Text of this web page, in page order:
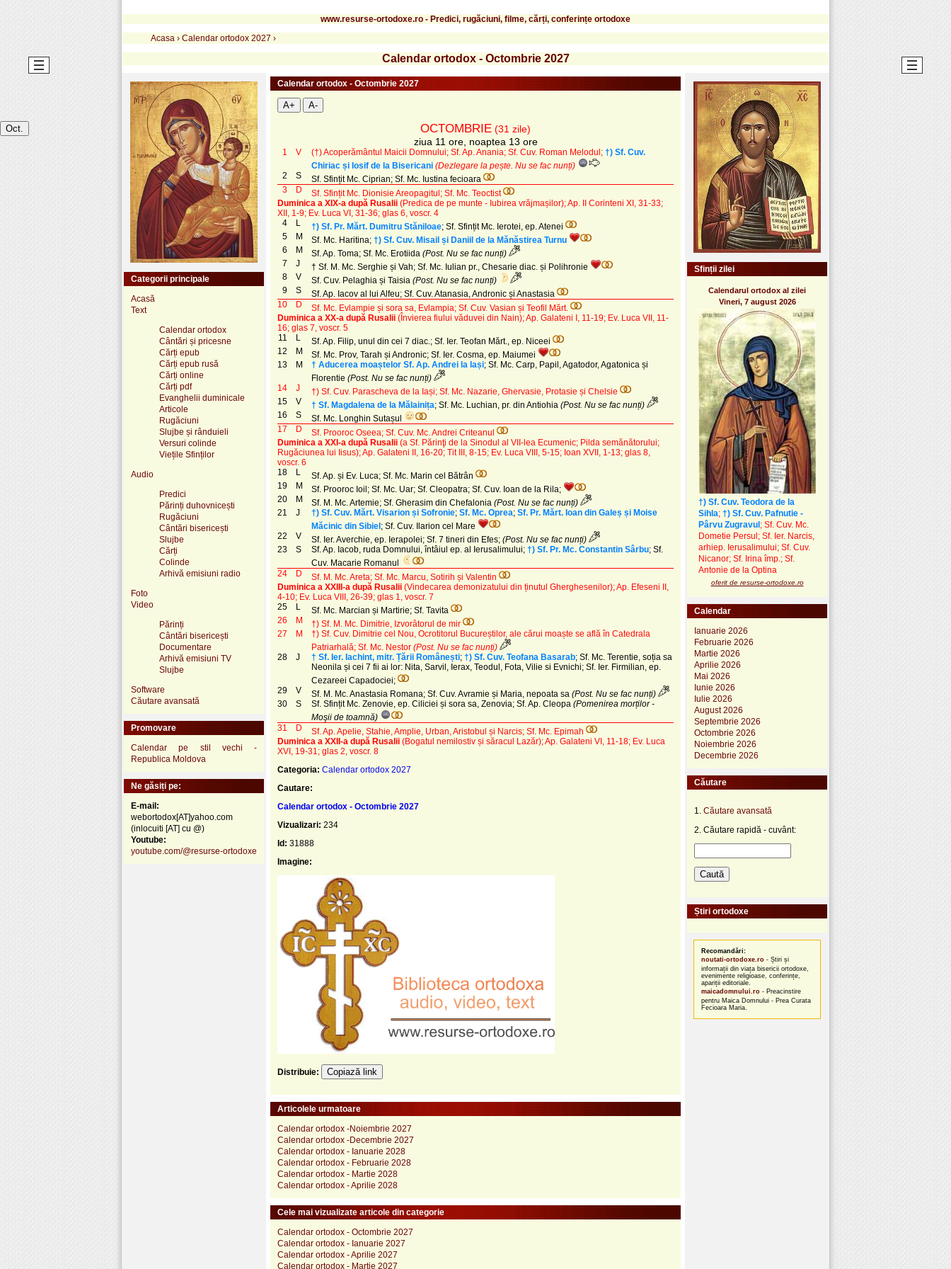
www.resurse-ortodoxe.ro - Predici, rugăciuni, filme, cărți, conferințe ortodoxe
Acasa › Calendar ortodox 2027 ›
Calendar ortodox - Octombrie 2027
Calendar ortodox - Octombrie 2027
A+ A-
Oct. OCTOMBRIE (31 zile)
ziua 11 ore, noaptea 13 ore
1 V (†) Acoperământul Maicii Domnului; Sf. Ap. Anania; Sf. Cuv. Roman Melodul; †) Sf. Cuv.
Chiriac și Iosif de la Bisericani (Dezlegare la pește. Nu se fac nunți)
2
S
Sf. Sfințit Mc. Ciprian; Sf. Mc. Iustina fecioara
3
D
Sf. Sfințit Mc. Dionisie Areopagitul; Sf. Mc. Teoctist
Duminica a XIX-a după Rusalii (Predica de pe munte - Iubirea vrăjmașilor); Ap. II Corinteni XI, 31-33;
XII, 1-9; Ev. Luca VI, 31-36; glas 6, voscr. 4
4
L †) Sf. Pr. Mărt. Dumitru Stăniloae; Sf. Sfințit Mc. Ierotei, ep. Atenei
5
M Sf. Mc. Haritina; †) Sf. Cuv. Misail și Daniil de la Mănăstirea Turnu
6
M Sf. Ap. Toma; Sf. Mc. Erotiida (Post. Nu se fac nunți)
7
J
† Sf. M. Mc. Serghie și Vah; Sf. Mc. Iulian pr., Chesarie diac. și Polihronie
8
V Sf. Cuv. Pelaghia și Taisia (Post. Nu se fac nunți)
9
S
Sf. Ap. Iacov al lui Alfeu; Sf. Cuv. Atanasia, Andronic și Anastasia
10
D
Sf. Mc. Evlampie și sora sa, Evlampia; Sf. Cuv. Vasian și Teofil Mărt.
Duminica a XX-a după Rusalii (Învierea fiului văduvei din Nain); Ap. Galateni I, 11-19; Ev. Luca VII, 11-
16; glas 7, voscr. 5
11
L
Sf. Ap. Filip, unul din cei 7 diac.; Sf. Ier. Teofan Mărt., ep. Niceei
12
M
Sf. Mc. Prov, Tarah și Andronic; Sf. Ier. Cosma, ep. Maiumei
13
M † Aducerea moaștelor Sf. Ap. Andrei la Iași; Sf. Mc. Carp, Papil, Agatodor, Agatonica și
Florentie (Post. Nu se fac nunți)
14
J
†) Sf. Cuv. Parascheva de la Iași; Sf. Mc. Nazarie, Ghervasie, Protasie și Chelsie
15
V † Sf. Magdalena de la Mălainița; Sf. Mc. Luchian, pr. din Antiohia (Post. Nu se fac nunți)
16
S
Sf. Mc. Longhin Sutașul
17
D
Sf. Prooroc Oseea; Sf. Cuv. Mc. Andrei Criteanul
Duminica a XXI-a după Rusalii (a Sf. Părinţi de la Sinodul al VII-lea Ecumenic; Pilda semănătorului;
Rugăciunea lui Iisus); Ap. Galateni II, 16-20; Tit III, 8-15; Ev. Luca VIII, 5-15; Ioan XVII, 1-13; glas 8,
voscr. 6
18
L
Sf. Ap. și Ev. Luca; Sf. Mc. Marin cel Bătrân
19
M
Sf. Prooroc Ioil; Sf. Mc. Uar; Sf. Cleopatra; Sf. Cuv. Ioan de la Rila;
20
M Sf. M. Mc. Artemie; Sf. Gherasim din Chefalonia (Post. Nu se fac nunți)
21
J †) Sf. Cuv. Mărt. Visarion și Sofronie; Sf. Mc. Oprea; Sf. Pr. Mărt. Ioan din Galeș și Moise
Măcinic din Sibiel; Sf. Cuv. Ilarion cel Mare
22
V Sf. Ier. Averchie, ep. Ierapolei; Sf. 7 tineri din Efes; (Post. Nu se fac nunți)
23
S Sf. Ap. Iacob, ruda Domnului, întâiul ep. al Ierusalimului; †) Sf. Pr. Mc. Constantin Sârbu; Sf.
Cuv. Macarie Romanul
24
D
Sf. M. Mc. Areta; Sf. Mc. Marcu, Sotirih și Valentin
Duminica a XXIII-a după Rusalii (Vindecarea demonizatului din ținutul Gherghesenilor); Ap. Efeseni II,
4-10; Ev. Luca VIII, 26-39; glas 1, voscr. 7
25
L
Sf. Mc. Marcian și Martirie; Sf. Tavita
26
M
†) Sf. M. Mc. Dimitrie, Izvorâtorul de mir
27
M
†) Sf. Cuv. Dimitrie cel Nou, Ocrotitorul Bucureștilor, ale cărui moaște se află în Catedrala
Patriarhală; Sf. Mc. Nestor (Post. Nu se fac nunți)
28
J † Sf. Ier. Iachint, mitr. Țării Românești; †) Sf. Cuv. Teofana Basarab; Sf. Mc. Terentie, soția sa
Neonila și cei 7 fii ai lor: Nita, Sarvil, Ierax, Teodul, Fota, Vilie si Evnichi; Sf. Ier. Firmilian, ep.
Cezareei Capadociei;
29
V Sf. M. Mc. Anastasia Romana; Sf. Cuv. Avramie și Maria, nepoata sa (Post. Nu se fac nunți)
30
S Sf. Sfințit Mc. Zenovie, ep. Ciliciei și sora sa, Zenovia; Sf. Ap. Cleopa (Pomenirea morților -
Moşii de toamnă)
31
D
Sf. Ap. Apelie, Stahie, Amplie, Urban, Aristobul și Narcis; Sf. Mc. Epimah
Duminica a XXII-a după Rusalii (Bogatul nemilostiv și săracul Lazăr); Ap. Galateni VI, 11-18; Ev. Luca
XVI, 19-31; glas 2, voscr. 8
Categoria: Calendar ortodox 2027
Cautare:
Calendar ortodox - Octombrie 2027
Vizualizari: 234
Id: 31888
Imagine:
Distribuie: Copiază link
Articolele urmatoare
Calendar ortodox -Noiembrie 2027
Calendar ortodox -Decembrie 2027
Calendar ortodox - Ianuarie 2028
Calendar ortodox - Februarie 2028
Calendar ortodox - Martie 2028
Calendar ortodox - Aprilie 2028
Cele mai vizualizate articole din categorie
Calendar ortodox - Octombrie 2027
Calendar ortodox - Ianuarie 2027
Calendar ortodox - Aprilie 2027
Calendar ortodox - Martie 2027
Categorii principale
Acasă
Text
Calendar ortodox
Cântări și pricesne
Cărți epub
Cărți epub rusă
Cărți online
Cărți pdf
Evanghelii duminicale
Articole
Rugăciuni
Slujbe și rânduieli
Versuri colinde
Viețile Sfinților
Audio
Predici
Părinți duhovnicești
Rugăciuni
Cântări bisericești
Slujbe
Cărți
Colinde
Arhivă emisiuni radio
Foto
Video
Părinți
Cântări bisericești
Documentare
Arhivă emisiuni TV
Slujbe
Software
Căutare avansată
Promovare
Calendar pe stil vechi -
Republica Moldova
Ne găsiți pe:
E-mail:
webortodox[AT]yahoo.com
(inlocuiti [AT] cu @)
Youtube:
youtube.com/@resurse-ortodoxe
Sfinții zilei
Calendarul ortodox al zilei
Vineri, 7 august 2026
†) Sf. Cuv. Teodora de la
Sihla; †) Sf. Cuv. Pafnutie -
Pârvu Zugravul ; Sf. Cuv. Mc.
Dometie Persul; Sf. Ier. Narcis,
arhiep. Ierusalimului; Sf. Cuv.
Nicanor; Sf. Irina împ.; Sf.
Antonie de la Optina
oferit de resurse-ortodoxe.ro
Calendar
Ianuarie 2026
Februarie 2026
Martie 2026
Aprilie 2026
Mai 2026
Iunie 2026
Iulie 2026
August 2026
Septembrie 2026
Octombrie 2026
Noiembrie 2026
Decembrie 2026
Căutare
1. Căutare avansată
2. Căutare rapidă - cuvânt:
Știri ortodoxe
Recomandări:
noutati-ortodoxe.ro - Știri și
informații din viața bisericii ortodoxe,
evenimente religioase, conferințe,
apariții editoriale.
maicadomnului.ro - Preacinstire
pentru Maica Domnului - Prea Curata
Fecioara Maria.